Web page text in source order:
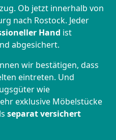
Ob jetzt innerhalb von
nach Rostock. Jeder
Hand ist
abgesichert.
wir bestätigen, dass
eintreten. Und
wie
exklusive Möbelstücke
separat versichert